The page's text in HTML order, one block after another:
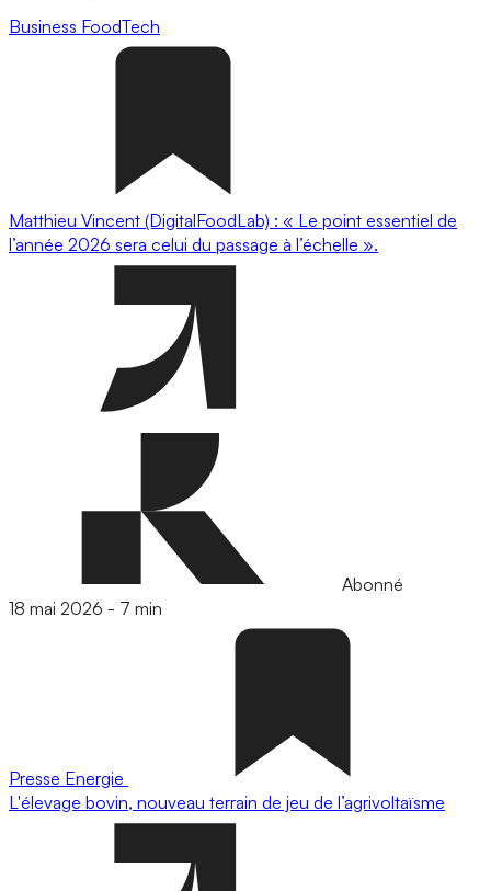
Business FoodTech
Matthieu Vincent (DigitalFoodLab) : « Le point essentiel de
l’année 2026 sera celui du passage à l’échelle ».
Abonné
18 mai 2026 - 7 min
Presse Energie
L'élevage bovin, nouveau terrain de jeu de l’agrivoltaïsme